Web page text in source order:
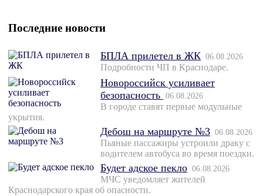
Последние новости
БПЛА прилетел в ЖК 06.08.2026
Подробности ЧП в Краснодаре.
Новороссийск усиливает
безопасность 06.08.2026
В городе ставят первые модульные
укрытия.
Дебош на маршруте №3 06.08.2026
Пьяные пассажиры устроили драку с
водителем автобуса во время поездки.
Будет адское пекло 06.08.2026
МЧС уведомляет жителей
Краснодарского края об опасности.